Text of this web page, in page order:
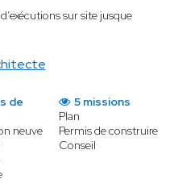
sur site jusque
de
neuve
5 missions
Plan
Permis de construire
Conseil